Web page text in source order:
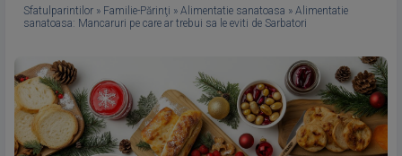
Sfatulparintilor » Familie-Părinţi » Alimentatie sanatoasa » Alimentatie
sanatoasa: Mancaruri pe care ar trebui sa le eviti de Sarbatori